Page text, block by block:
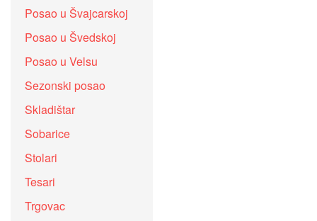
Posao u Švajcarskoj
Posao u Švedskoj
Posao u Velsu
Sezonski posao
Skladištar
Sobarice
Stolari
Tesari
Trgovac